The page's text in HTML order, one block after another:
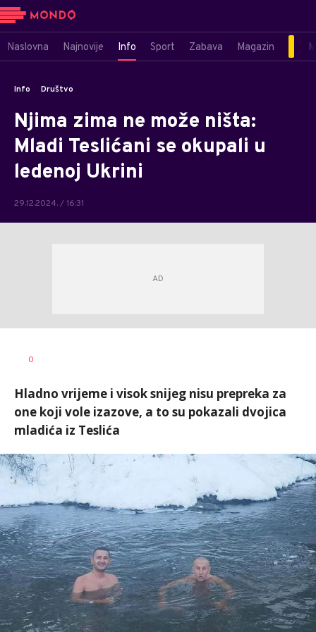
Naslovna Najnovije Info Sport Zabava Magazin
Info Društvo
Njima zima ne može ništa:
Mladi Teslićani se okupali u
ledenoj Ukrini
29.12.2024. / 16:31
AUTOR
0
Hladno vrijeme i visok snijeg nisu prepreka za
one koji vole izazove, a to su pokazali dvojica
mladića iz Teslića